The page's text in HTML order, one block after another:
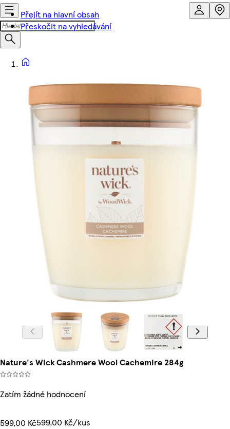
Přejít na hlavní obsah
Přeskočit na vyhledávání
Nature's Wick Cashmere Wool Cachemire 284g
Zatím žádné hodnocení
599,00 Kč599,00 Kč/kus